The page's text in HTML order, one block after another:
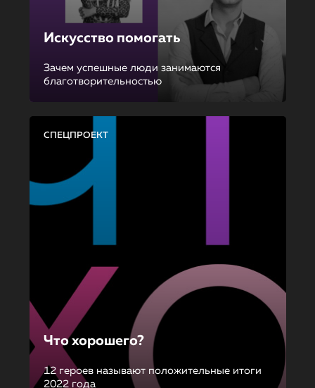
Искусство помогать
Зачем успешные люди занимаются
благотворительностью
СПЕЦПРОЕКТ
Что хорошего?
12 героев называют положительные итоги
2022 года